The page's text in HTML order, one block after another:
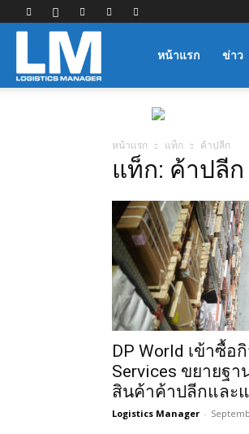
Logistics
Manager
หน้าแรก ข่าว
หน้าแรก แท็ก ค้าปลีก
แท็ก: ค้าปลีก
DP World เข้าซื้อ
Services ขยายฐ
สินค้าค้าปลีกและ
Logistics Manager -